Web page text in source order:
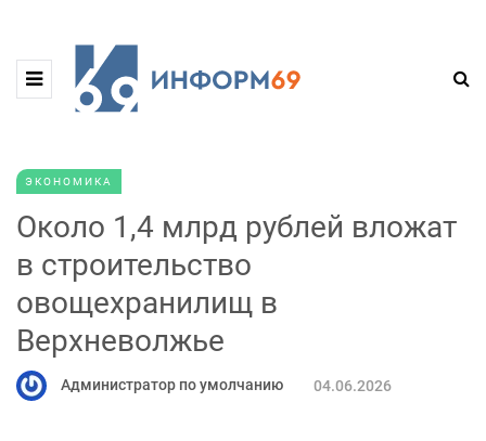
ЭКОНОМИКА
Около 1,4 млрд рублей вложат
в строительство
овощехранилищ в
Верхневолжье
Администратор по умолчанию 04.06.2026